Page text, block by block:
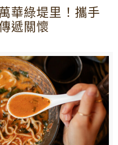
華綠堤里！攜手
遞關懷